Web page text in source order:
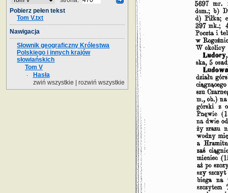
Pobierz pełen tekst
Tom V.txt
Nawigacja
Słownik geograficzny Królestwa
Polskiego i innych krajów
słowiańskich
Tom V
Hasła
zwiń wszystkie
rozwiń wszystkie